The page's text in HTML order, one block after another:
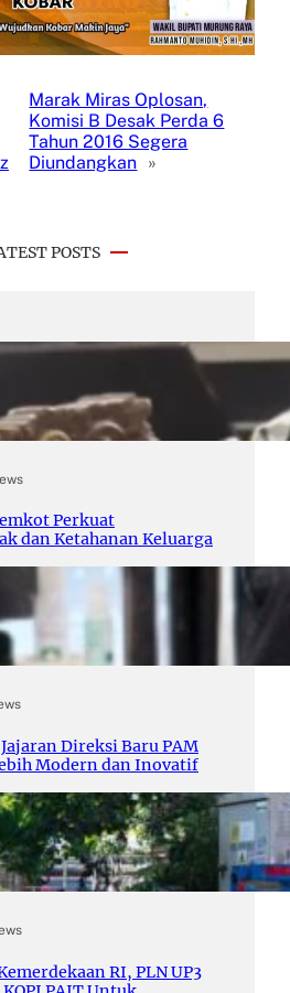
Marak Miras Oplosan,
Komisi B Desak Perda 6
Tahun 2016 Segera
Diundangkan »
POSTS
Perkuat
dan Ketahanan Keluarga
Direksi Baru PAM
Modern dan Inovatif
RI, PLN UP3